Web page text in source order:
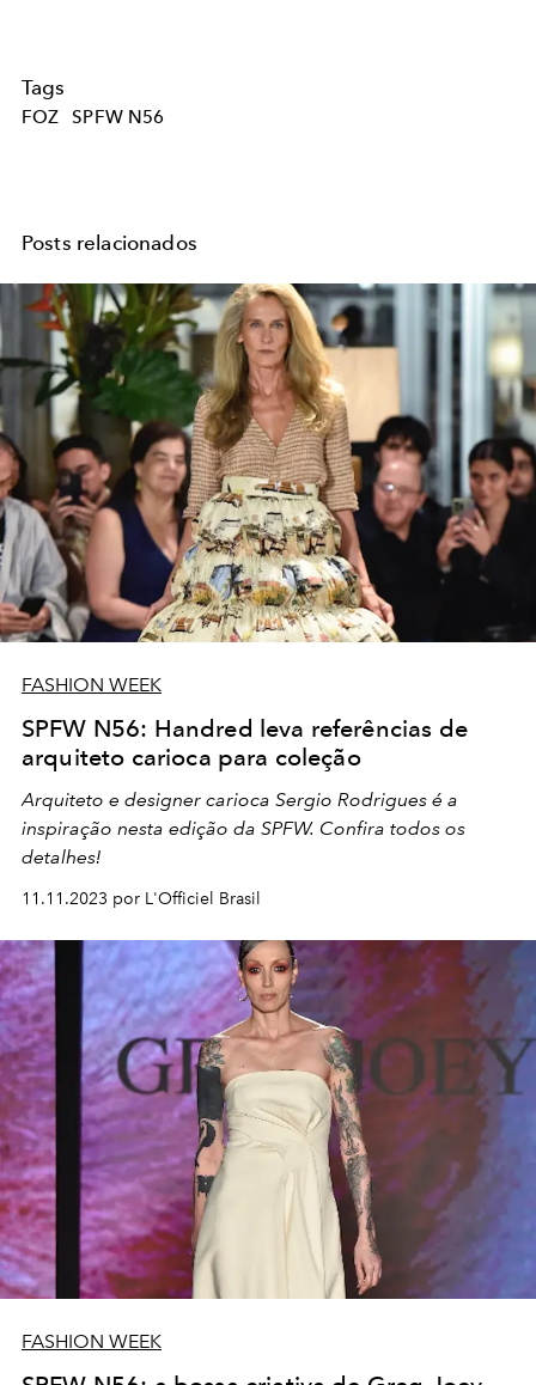
Tags
FOZ SPFW N56
Posts relacionados
FASHION WEEK
SPFW N56: Handred leva referências de
arquiteto carioca para coleção
Arquiteto e designer carioca Sergio Rodrigues é a
inspiração nesta edição da SPFW. Confira todos os
detalhes!
11.11.2023 por L'Officiel Brasil
FASHION WEEK